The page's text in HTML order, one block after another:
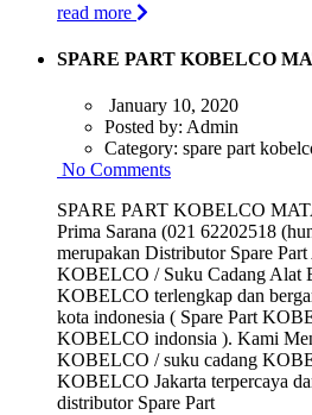
read more
SPARE PART KOBELCO
January 10, 2020
Posted by: Admin
Category: spare part
No Comments
SPARE PART KOBELCO
Prima Sarana (021 62202518
merupakan Distributor Spare
KOBELCO / Suku Cadang Alat
KOBELCO terlengkap dan
kota indonesia ( Spare Part
KOBELCO indonsia ). Kami
KOBELCO / suku cadang
KOBELCO Jakarta terpercaya
distributor Spare Part